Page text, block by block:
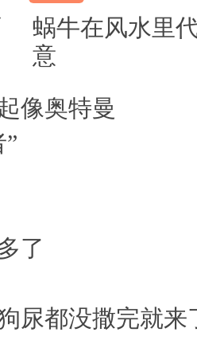
蜗牛在风水里
意
像奥特曼
了
尿都没撒完就来